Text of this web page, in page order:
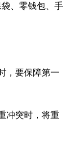
、零钱包、手
，要保障第一
冲突时，将重